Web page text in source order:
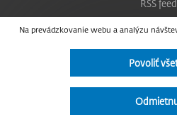
Na prevádzkovanie webu a analýzu
Povoliť
RSS feed
Nastavenie
Instagram